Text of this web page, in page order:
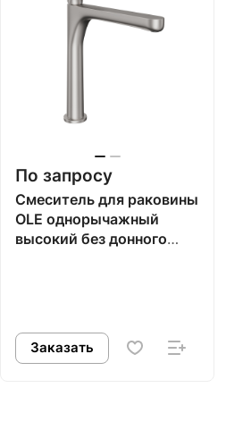
По запросу
Смеситель для раковины
OLE однорычажный
высокий без донного
Заказать